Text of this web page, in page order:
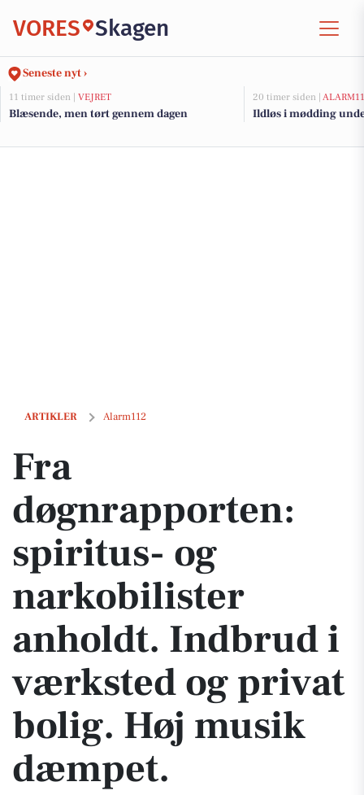
VORES Skagen
Seneste nyt ›
11 timer siden | VEJRET
Blæsende, men tørt gennem dagen
20 timer siden |
Ildløs i mødding
ARTIKLER Alarm112
Fra døgnrapporten: spiritus- og narkobilister anholdt. Indbrud i
Fra
døgnrapporten:
spiritus- og
narkobilister
anholdt. Indbrud i
værksted og privat
bolig. Høj musik
dæmpet.